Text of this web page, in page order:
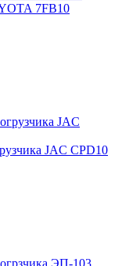
7FB10
JAC CPD10